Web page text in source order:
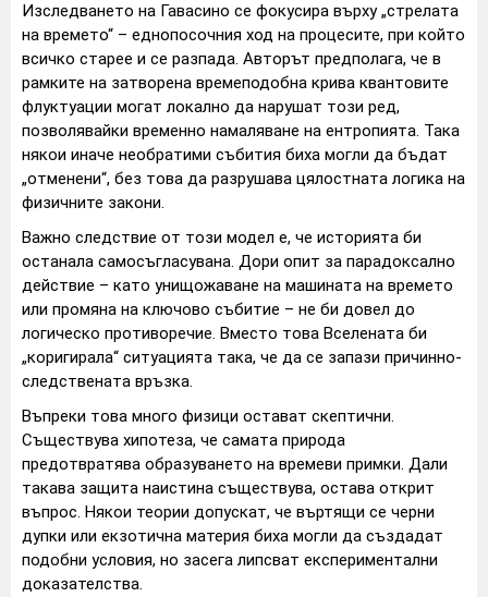
Изследването на Гавасино се фокусира върху „стрелата
на времето“ – еднопосочния ход на процесите, при който
всичко старее и се разпада. Авторът предполага, че в
рамките на затворена времеподобна крива квантовите
флуктуации могат локално да нарушат този ред,
позволявайки временно намаляване на ентропията. Така
някои иначе необратими събития биха могли да бъдат
„отменени“, без това да разрушава цялостната логика на
физичните закони.
Важно следствие от този модел е, че историята би
останала самосъгласувана. Дори опит за парадоксално
действие – като унищожаване на машината на времето
или промяна на ключово събитие – не би довел до
логическо противоречие. Вместо това Вселената би
„коригирала“ ситуацията така, че да се запази причинно-
следствената връзка.
Въпреки това много физици остават скептични.
Съществува хипотеза, че самата природа
предотвратява образуването на времеви примки. Дали
такава защита наистина съществува, остава открит
въпрос. Някои теории допускат, че въртящи се черни
дупки или екзотична материя биха могли да създадат
подобни условия, но засега липсват експериментални
доказателства.